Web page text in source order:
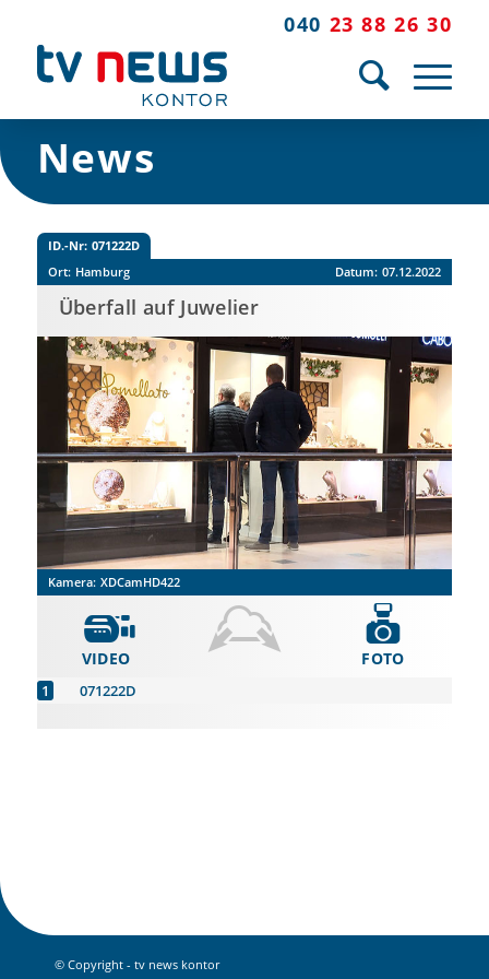
040 23 88 26 30
News
ID.-Nr: 071222D
Ort: Hamburg Datum: 07.12.2022
Überfall auf Juwelier
Kamera: XDCamHD422
VIDEO
071222D
FOTO
© Copyright - tv news kontor